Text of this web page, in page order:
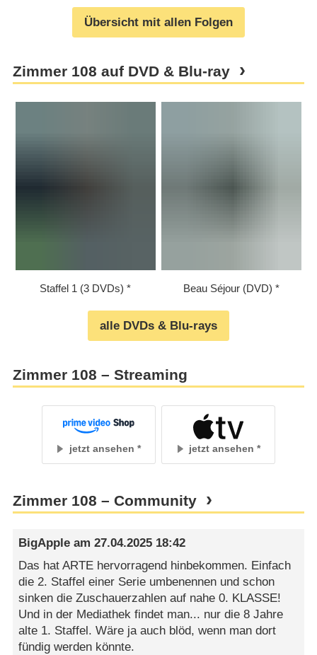
Übersicht mit allen Folgen
Zimmer 108 auf DVD & Blu-ray
Staffel 1 (3 DVDs) Beau Séjour (DVD)
alle DVDs & Blu-rays
Zimmer 108 – Streaming
jetzt ansehen jetzt ansehen
Zimmer 108 – Community
BigApple am27.04.2025 18:42
Das hat ARTE hervorragend hinbekommen. Einfach
die 2. Staffel einer Serie umbenennen und schon
sinken die Zuschauerzahlen auf nahe 0. KLASSE!
Und in der Mediathek findet man... nur die 8 Jahre
alte 1. Staffel. Wäre ja auch blöd, wenn man dort
fündig werden könnte.